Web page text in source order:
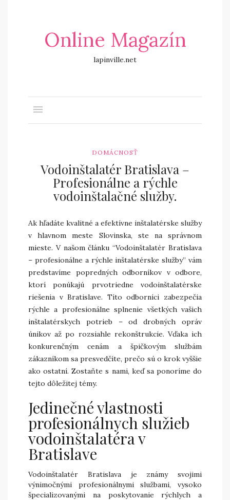
Online Magazín
lapinville.net
DOMÁCNOSŤ
Vodoinštalatér Bratislava –
Profesionálne a rýchle
vodoinštalačné služby.
Ak hľadáte kvalitné a efektívne inštalatérske služby
v hlavnom meste Slovinska, ste na správnom
mieste. V našom článku “Vodoinštalatér Bratislava
– profesionálne a rýchle inštalatérske služby” vám
predstavíme popredných odborníkov v odbore,
ktorí ponúkajú prvotriedne vodoinštalatérske
riešenia v Bratislave. Títo odborníci zabezpečia
rýchle a profesionálne splnenie všetkých vašich
inštalatérskych potrieb – od drobných opráv
únikov až po rozsiahle rekonštrukcie. Vďaka ich
konkurenčným cenám a špičkovým službám
zákazníkom sa presvedčíte, prečo sú o krok vyššie
ako ostatní. Zostaňte s nami, keď sa ponoríme do
tejto dôležitej témy.
Jedinečné vlastnosti
profesionálnych služieb
vodoinštalatéra v
Bratislave
Vodoinštalatér Bratislava je známy svojimi
výnimočnými profesionálnymi službami, vysoko
špecializovanými na poskytovanie rýchlych a